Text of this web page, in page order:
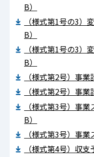
B）
（様式第1号の3）
B）
（様式第1号の3）
B）
（様式第2号）事
（様式第2号）事業
（様式第3号）事
B）
（様式第3号）事
（様式第4号）収